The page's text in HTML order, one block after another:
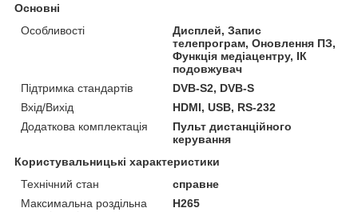
Основні
Особливості
Дисплей, Запис
телепрограм, Оновлення ПЗ,
Функція медіацентру, ІК
подовжувач
Підтримка стандартів
DVB-S2, DVB-S
Вхід/Вихід
HDMI, USB, RS-232
Додаткова комплектація
Пульт дистанційного
керування
Користувальницькі характеристики
Технічний стан
справне
Максимальна роздільна
H265